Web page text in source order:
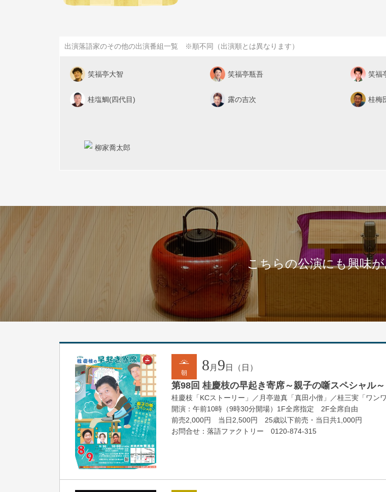
出演落語家のその他の出演番組一覧 ※順不同（出演順とは異なります）
笑福亭大智 笑福亭瓶吾 笑福
桂塩鯛(四代目) 露の吉次 桂梅
柳家喬太郎
こちらの公演にも興味
朝 8月 9 日（日）
第98回 桂慶枝の早起き寄席～親子の噺スペシャル～
桂慶枝「KCストーリー」／月亭遊真「真田小僧」／桂三実「ワン
開演：午前10時（9時30分開場）1F全席指定 2F全席自由
前売2,000円 当日2,500円 25歳以下前売・当日共1,000円
お問合せ：落語ファクトリー 0120-874-315